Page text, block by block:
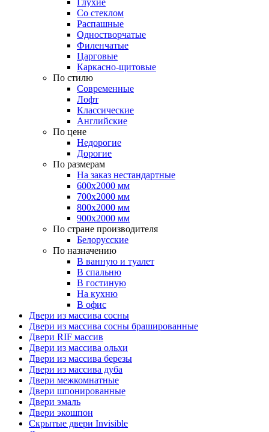
Со стеклом
Распашные
Одностворчатые
Филенчатые
Царговые
Каркасно-щитовые
По стилю
Современные
Лофт
Классические
Английские
По цене
Недорогие
Дорогие
По размерам
На заказ нестандартные
600х2000 мм
700х2000 мм
800х2000 мм
900х2000 мм
По стране производителя
Белорусские
По назначению
В ванную и туалет
В спальню
В гостиную
На кухню
В офис
Двери из массива сосны
Двери из массива сосны брашированные
Двери RIF массив
Двери из массива ольхи
Двери из массива березы
Двери из массива дуба
Двери межкомнатные
Двери шпонированные
Двери эмаль
Двери экошпон
Скрытые двери Invisible